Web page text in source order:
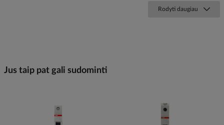
Rodyti daugiau
Jus taip pat gali sudominti